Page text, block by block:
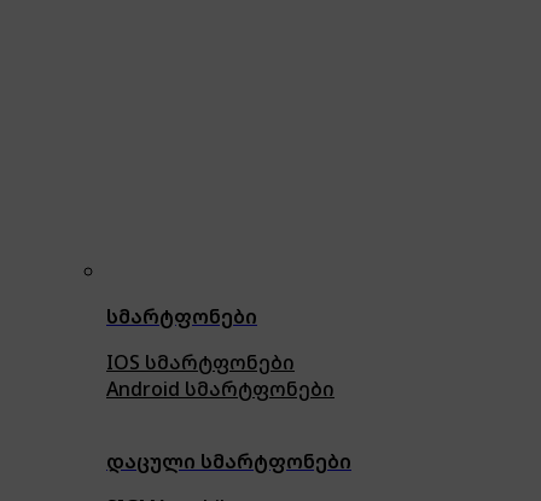
სმარტფონები
IOS სმარტფონები
Android სმარტფონები
დაცული სმარტფონები